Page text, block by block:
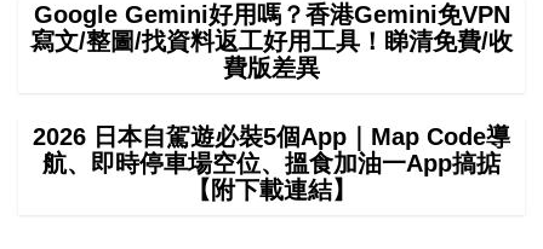
Google Gemini好用嗎？香港Gemini免VPN
寫文/整圖/找資料返工好用工具！睇清免費/收
費版差異
2026 日本自駕遊必裝5個App｜Map Code導
航、即時停車場空位、搵食加油一App搞掂
【附下載連結】